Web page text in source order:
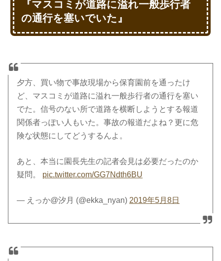
『マスコミが道路に溢れ一般歩行者
の通行を塞いでいた』
夕方、買い物で事故現場から保育園前を通ったけ
ど、マスコミが道路に溢れ一般歩行者の通行を塞い
でた。信号のない所で道路を横断しようとする報道
関係者っぽい人もいた。事故の報道だよね？更に危
険な状態にしてどうするんよ。
あと、本当に園長先生の記者会見は必要だったのか
疑問。 pic.twitter.com/GG7Ndth6BU
— えっか@汐月 (@ekka_nyan) 2019年5月8日